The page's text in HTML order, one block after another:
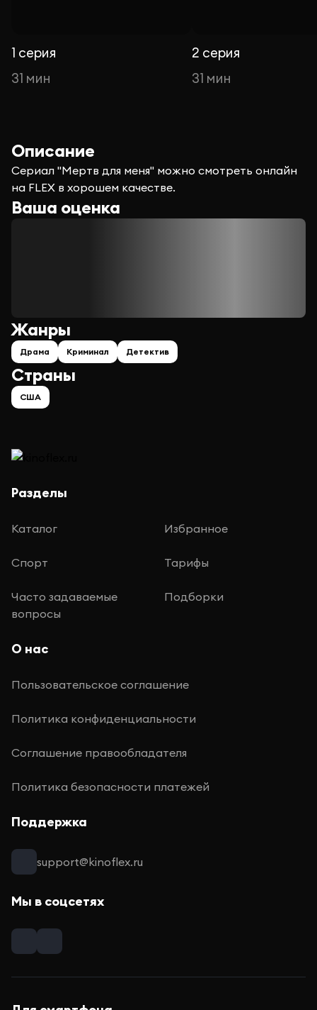
1 серия
31 мин
2 серия
31 мин
Описание
Сериал "Мертв для меня" можно смотреть онлайн
на FLEX в хорошем качестве.
Ваша оценка
Страны
США
Жанры
Драма Криминал Детектив
Разделы
Каталог Избранное
Спорт Тарифы
Часто задаваемые
вопросы
Подборки
О нас
Пользовательское соглашение
Политика конфиденциальности
Соглашение правообладателя
Политика безопасности платежей
Поддержка
support@kinoflex.ru
Мы в соцсетях